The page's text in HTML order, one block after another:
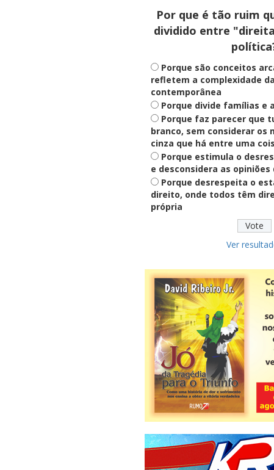
Saúde Mental
Plataforma
saúde
Digital
Definido
PT lança
candidato
Gerais
Educação
Fies: pré-
terça para
CNPJ
emitido
ver todas »
Por que é tão ruim
dividido entre
Porque são conceitos
refletem a complexidade
contemporânea
Porque divide famílias e
Porque faz parecer que
branco, sem considerar os
cinza que há entre uma
Porque estimula o
e desconsidera as
Porque desrespeita o
direito, onde todos têm
própria
Ver